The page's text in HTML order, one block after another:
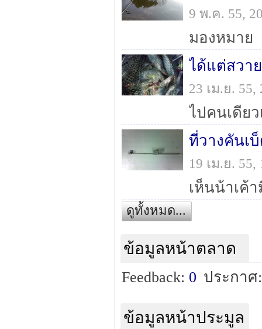
9 พ.ค. 55,
มองหมาย
ได้แต่สวาย
23 เม.ย.
ไปคนเดีย
ที่วางคันเ
19 เม.ย.
เห็นน้าเค้
ดูทั้งหมด...
ข้อมูลหน้าตลาด
Feedback: 0 ประกาศ
ข้อมูลหน้าประมูล